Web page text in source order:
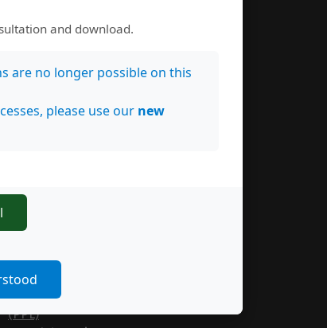
JournalTOCs
Latindex
Mir@bel
Educación, la Ciencia y la
Portal Biblat
Portal CLACSO.Redalyc
Portal de Portales Latindex
(PPL)
and download.
are no longer possible on this
please use our new